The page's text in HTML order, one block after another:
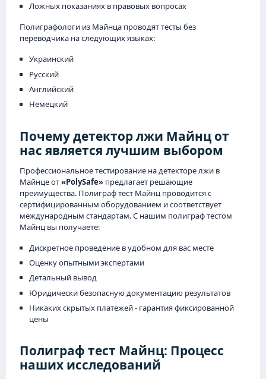
Ложных показаниях в правовых вопросах
Полиграфологи из Майнца проводят тесты без
переводчика на следующих языках:
Украинский
Русский
Английский
Немецкий
Почему детектор лжи Майнц от
нас является лучшим выбором
Профессиональное тестирование на детекторе лжи в
Майнце от«PolySafe» предлагает решающие
преимущества. Полиграф тест Майнц проводится с
сертифицированным оборудованием и соответствует
международным стандартам. С нашим полиграф тестом
Майнц вы получаете:
Дискретное проведение в удобном для вас месте
Оценку опытными экспертами
Детальный вывод
Юридически безопасную документацию результатов
Никаких скрытых платежей - гарантия фиксированной
цены
Полиграф тест Майнц: Процесс
наших исследований